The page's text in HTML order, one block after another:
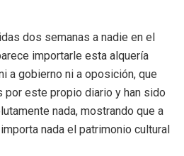
dos semanas a nadie en el
importarle esta alquería
a gobierno ni a oposición, que
este propio diario y han sido
nada, mostrando que a
nada el patrimonio cultural